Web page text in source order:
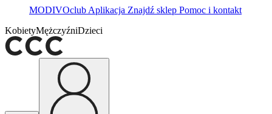
MODIVOclub Aplikacja Znajdź sklep Pomoc i kontakt
KobietyMężczyźniDzieci